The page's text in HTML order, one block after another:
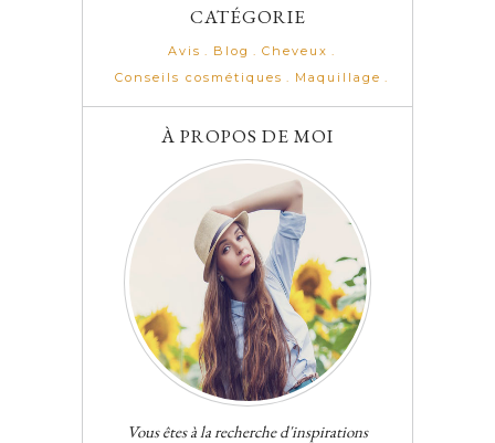
CATÉGORIE
Avis Blog
Cheveux
Conseils cosmétiques
Maquillage
À PROPOS DE MOI
Vous êtes à la recherche d'inspirations